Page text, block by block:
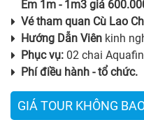
Em 1m - 1m3 giá
Vé tham quan Cù Lao
Hướng Dẫn Viên kinh
Phục vụ: 02 chai
Phí điều hành - tổ chức.
GIÁ TOUR KHÔNG